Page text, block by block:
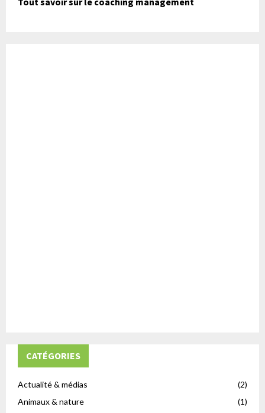
CATÉGORIES
Actualité & médias
(2)
Animaux & nature
(1)